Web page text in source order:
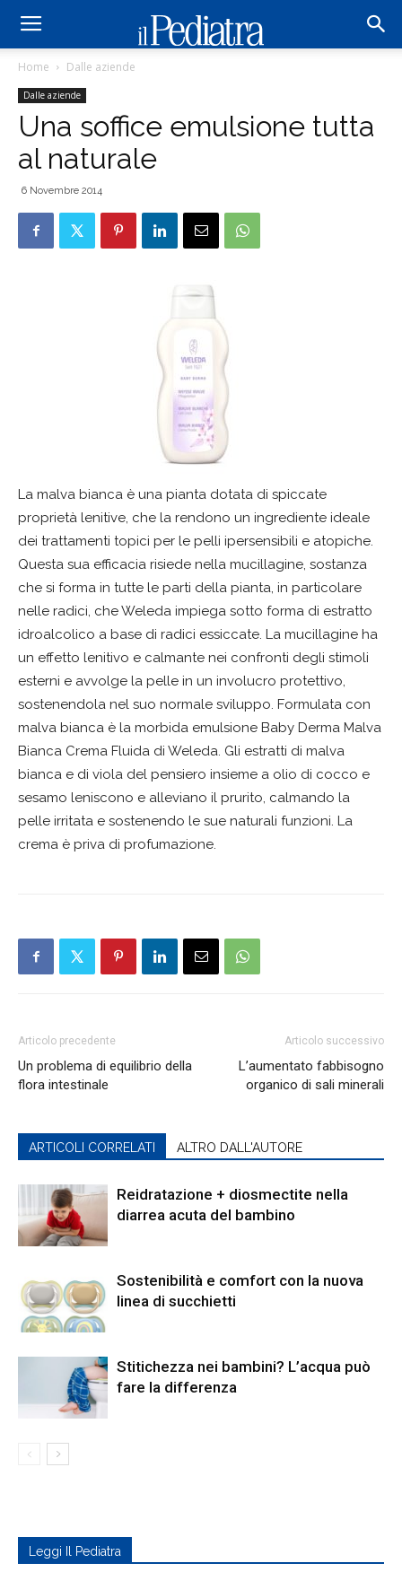
Home Dalle aziende
Dalle aziende
Una soffice emulsione tutta
al naturale
6 Novembre 2014
La malva bianca è una pianta dotata di spiccate
proprietà lenitive, che la rendono un ingrediente ideale
dei trattamenti topici per le pelli ipersensibili e atopiche.
Questa sua efficacia risiede nella mucillagine, sostanza
che si forma in tutte le parti della pianta, in particolare
nelle radici, che Weleda impiega sotto forma di estratto
idroalcolico a base di radici essiccate. La mucillagine ha
un effetto lenitivo e calmante nei confronti degli stimoli
esterni e avvolge la pelle in un involucro protettivo,
sostenendola nel suo normale sviluppo. Formulata con
malva bianca è la morbida emulsione Baby Derma Malva
Bianca Crema Fluida di Weleda. Gli estratti di malva
bianca e di viola del pensiero insieme a olio di cocco e
sesamo leniscono e alleviano il prurito, calmando la
pelle irritata e sostenendo le sue naturali funzioni. La
crema è priva di profumazione.
Articolo precedente
Un problema di equilibrio della
flora intestinale
Articolo successivo
L’aumentato fabbisogno
organico di sali minerali
ARTICOLI CORRELATI ALTRO DALL'AUTORE
Reidratazione + diosmectite nella
diarrea acuta del bambino
Sostenibilità e comfort con la nuova
linea di succhietti
Stitichezza nei bambini? L’acqua può
fare la differenza
Leggi Il Pediatra